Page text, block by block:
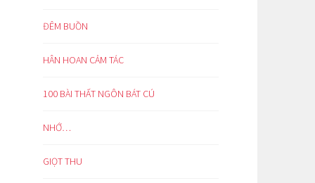
ĐÊM BUỒN
HÂN HOAN CẢM TÁC
100 BÀI THẤT NGÔN BÁT CÚ
NHỚ…
GIỌT THU